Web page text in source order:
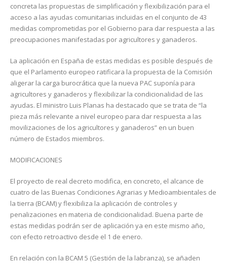
concreta las propuestas de simplificación y flexibilización para el
acceso a las ayudas comunitarias incluidas en el conjunto de 43
medidas comprometidas por el Gobierno para dar respuesta a las
preocupaciones manifestadas por agricultores y ganaderos.
La aplicación en España de estas medidas es posible después de
que el Parlamento europeo ratificara la propuesta de la Comisión
aligerar la carga burocrática que la nueva PAC suponía para
agricultores y ganaderos y flexibilizar la condicionalidad de las
ayudas. El ministro Luis Planas ha destacado que se trata de “la
pieza más relevante a nivel europeo para dar respuesta a las
movilizaciones de los agricultores y ganaderos” en un buen
número de Estados miembros.
MODIFICACIONES
El proyecto de real decreto modifica, en concreto, el alcance de
cuatro de las Buenas Condiciones Agrarias y Medioambientales de
la tierra (BCAM) y flexibiliza la aplicación de controles y
penalizaciones en materia de condicionalidad. Buena parte de
estas medidas podrán ser de aplicación ya en este mismo año,
con efecto retroactivo desde el 1 de enero.
En relación con la BCAM 5 (Gestión de la labranza), se añaden